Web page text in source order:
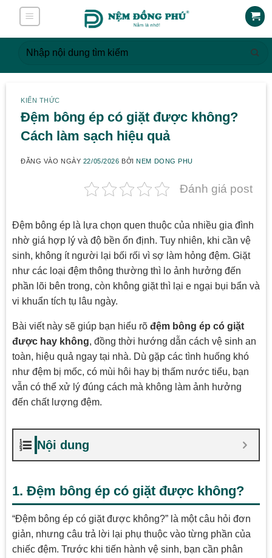
content
kiếm:
KIẾN THỨC
Đệm bông ép có giặt được không?
Cách làm sạch hiệu quả
ĐĂNG VÀO NGÀY 22/05/2026 BỞINEM DONG PHU
Đánh giá post
Đệm bông ép là lựa chọn quen thuộc của nhiều gia đình
nhờ giá hợp lý và độ bền ổn định. Tuy nhiên, khi cần vệ
sinh, không ít người lại bối rối vì sợ làm hỏng đệm. Giặt
như các loại đệm thông thường thì lo ảnh hưởng đến
phần lõi bên trong, còn không giặt thì lại e ngại bụi bẩn và
vi khuẩn tích tụ lâu ngày.
Bài viết này sẽ giúp bạn hiểu rõ đệm bông ép có giặt
được hay không, đồng thời hướng dẫn cách vệ sinh an
toàn, hiệu quả ngay tại nhà. Dù gặp các tình huống khó
như đệm bị mốc, có mùi hôi hay bị thấm nước tiểu, bạn
vẫn có thể xử lý đúng cách mà không làm ảnh hưởng
đến chất lượng đệm.
Nội dung
1. Đệm bông ép có giặt được không?
“Đệm bông ép có giặt được không?” là một câu hỏi đơn
giản, nhưng câu trả lời lại phụ thuộc vào từng phần của
chiếc đệm. Trước khi tiến hành vệ sinh, bạn cần phân